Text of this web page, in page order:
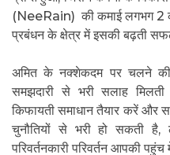
(NeeRain) की कमाई लगभग 2
प्रबंधन के क्षेत्र में इसकी बढ़ती
अमित के नक्शेकदम पर चलने की
समझदारी से भरी सलाह
किफायती समाधान तैयार करें और
चुनौतियों से भरी हो सकती
परिवर्तनकारी परिवर्तन आपकी पहुंच